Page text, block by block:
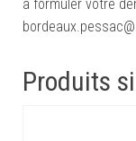
à formuler votre
Produits